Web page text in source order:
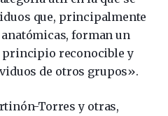
que, principalmente
forman un
principio reconocible y
de otros grupos».
Torres y otras,